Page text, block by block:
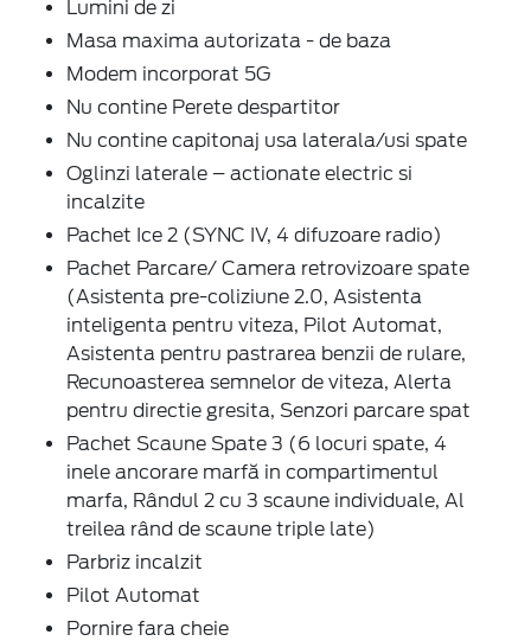
Lumini de zi
Masa maxima autorizata - de baza
Modem incorporat 5G
Nu contine Perete despartitor
Nu contine capitonaj usa laterala/usi spate
Oglinzi laterale – actionate electric si
incalzite
Pachet Ice 2 (SYNC IV, 4 difuzoare radio)
Pachet Parcare/ Camera retrovizoare spate
(Asistenta pre-coliziune 2.0, Asistenta
inteligenta pentru viteza, Pilot Automat,
Asistenta pentru pastrarea benzii de rulare,
Recunoasterea semnelor de viteza, Alerta
pentru directie gresita, Senzori parcare spat
Pachet Scaune Spate 3 (6 locuri spate, 4
inele ancorare marfă in compartimentul
marfa, Rândul 2 cu 3 scaune individuale, Al
treilea rând de scaune triple late)
Parbriz incalzit
Pilot Automat
Pornire fara cheie